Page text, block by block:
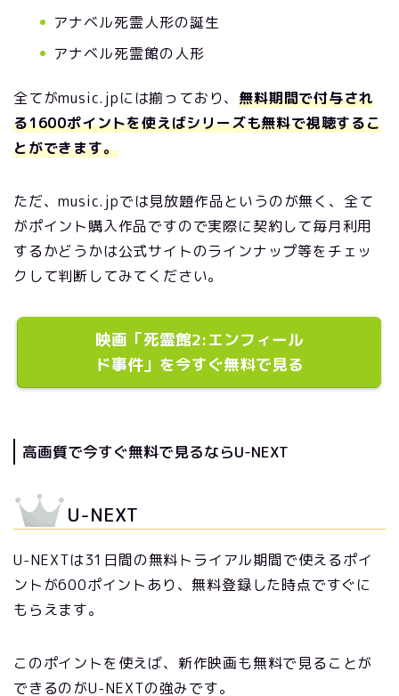
アナベル死霊人形の誕生
アナベル死霊館の人形
全てがmusic.jpには揃っており、無料期間で付与され
る1600ポイントを使えばシリーズも無料で視聴するこ
とができます。
ただ、music.jpでは見放題作品というのが無く、全て
がポイント購入作品ですので実際に契約して毎月利用
するかどうかは公式サイトのラインナップ等をチェッ
クして判断してみてください。
映画「死霊館2:エンフィール
ド事件」を今すぐ無料で見る
高画質で今すぐ無料で見るならU-NEXT
U-NEXT
U-NEXTは31日間の無料トライアル期間で使えるポイ
ントが600ポイントあり、無料登録した時点ですぐに
もらえます。
このポイントを使えば、新作映画も無料で見ることが
できるのがU-NEXTの強みです。